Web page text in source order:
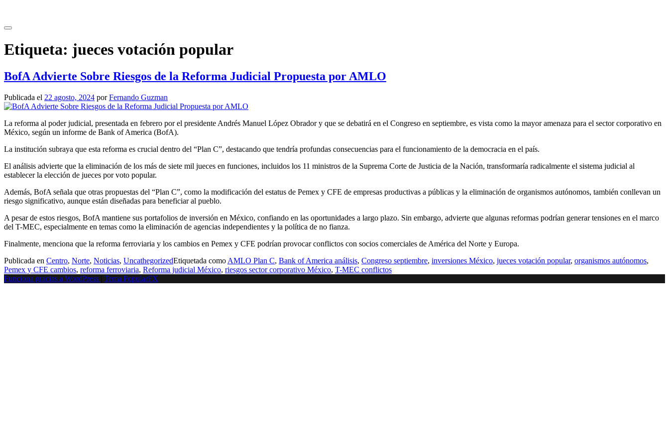
contenido
Etiqueta: jueces votación popular
BofA Advierte Sobre Riesgos de la Reforma Judicial Propuesta por AMLO
Publicada el 22 agosto, 2024 porFernando Guzman
La reforma al poder judicial, presentada en febrero por el presidente Andrés Manuel López Obrador y que se debatirá en el Congreso en septiembre, es vista como la mayor amenaza para el sector corporativo en
México, según un informe de Bank of America (BofA).
La institución subraya que esta reforma es crucial dentro del “Plan C”, destacando que tendría profundas consecuencias para el funcionamiento de la democracia en el país.
El análisis advierte que la eliminación de los más de siete mil jueces en funciones, incluidos los 11 ministros de la Suprema Corte de Justicia de la Nación, transformaría radicalmente el sistema judicial al
establecer la elección de jueces por voto popular.
Además, BofA señala que otras propuestas del “Plan C”, como la modificación del estatus de Pemex y CFE de empresas productivas a públicas y la eliminación de organismos autónomos, también conllevan un
riesgo significativo, aunque están diseñadas para beneficiar al pueblo.
A pesar de estos riesgos, BofA mantiene sus portafolios de inversión en México, confiando en las oportunidades a largo plazo. Sin embargo, advierte que algunas reformas podrían generar tensiones en el marco
del T-MEC, especialmente en temas como la eliminación de agencias independientes y la política de no fianza.
Finalmente, menciona que la reforma ferroviaria y los cambios en Pemex y CFE podrían provocar conflictos con socios comerciales de América del Norte y Europa.
Publicada en Centro, Norte, Noticias, UncathegorizedEtiquetada como AMLO Plan C, Bank of America análisis, Congreso septiembre, inversiones México, jueces votación popular, organismos autónomos,
Pemex y CFE cambios, reforma ferroviaria, Reforma judicial México, riesgos sector corporativo México, T-MEC conflictos
Funciona gracias a WordPress
Tema PopularFX